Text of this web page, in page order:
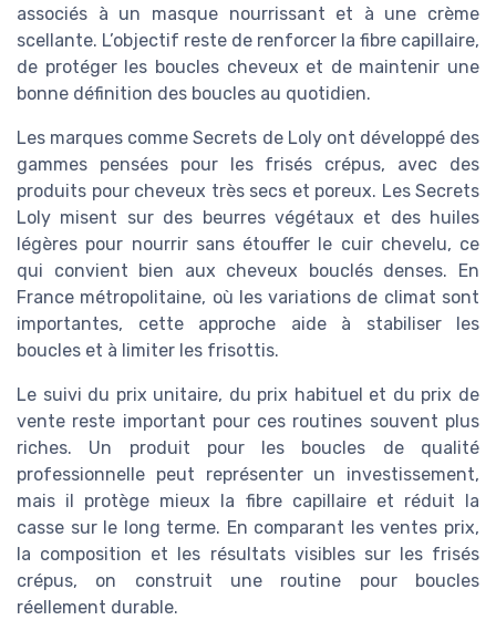
associés à un masque nourrissant et à une crème
scellante. L’objectif reste de renforcer la fibre capillaire,
de protéger les boucles cheveux et de maintenir une
bonne définition des boucles au quotidien.
Les marques comme Secrets de Loly ont développé des
gammes pensées pour les frisés crépus, avec des
produits pour cheveux très secs et poreux. Les Secrets
Loly misent sur des beurres végétaux et des huiles
légères pour nourrir sans étouffer le cuir chevelu, ce
qui convient bien aux cheveux bouclés denses. En
France métropolitaine, où les variations de climat sont
importantes, cette approche aide à stabiliser les
boucles et à limiter les frisottis.
Le suivi du prix unitaire, du prix habituel et du prix de
vente reste important pour ces routines souvent plus
riches. Un produit pour les boucles de qualité
professionnelle peut représenter un investissement,
mais il protège mieux la fibre capillaire et réduit la
casse sur le long terme. En comparant les ventes prix,
la composition et les résultats visibles sur les frisés
crépus, on construit une routine pour boucles
réellement durable.